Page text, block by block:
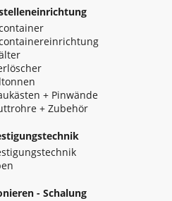
+ Pinwände
+ Zubehör
- Schalung